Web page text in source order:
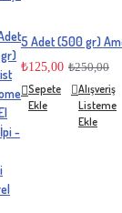
5 Adet (500 gr)
₺125,00 ₺250,00
Sepete
Ekle
Alışveriş
Listeme
Ekle